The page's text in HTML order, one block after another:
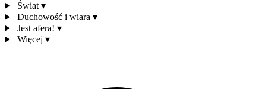
Świat ▾
Duchowość i wiara ▾
Jest afera! ▾
Więcej ▾